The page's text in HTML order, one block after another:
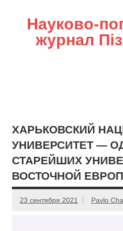
Науково-
журнал
ХАРЬКОВСКИЙ
УНИВЕРСИТЕТ —
СТАРЕЙШИХ
ВОСТОЧНОЙ
23 сентября 2021 Pavlo